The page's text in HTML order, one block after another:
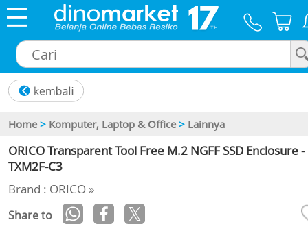
Home > Komputer, Laptop & Office > Lainnya
ORICO Transparent Tool Free M.2 NGFF SSD Enclosure -
TXM2F-C3
Brand : ORICO »
Share to